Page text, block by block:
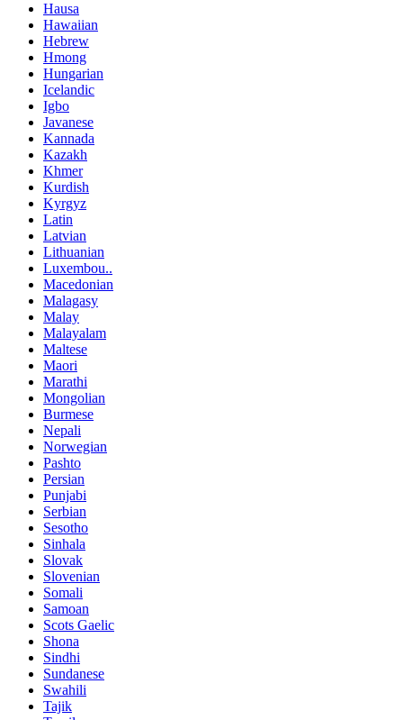
Hausa
Hawaiian
Hebrew
Hmong
Hungarian
Icelandic
Igbo
Javanese
Kannada
Kazakh
Khmer
Kurdish
Kyrgyz
Latin
Latvian
Lithuanian
Luxembou..
Macedonian
Malagasy
Malay
Malayalam
Maltese
Maori
Marathi
Mongolian
Burmese
Nepali
Norwegian
Pashto
Persian
Punjabi
Serbian
Sesotho
Sinhala
Slovak
Slovenian
Somali
Samoan
Scots Gaelic
Shona
Sindhi
Sundanese
Swahili
Tajik